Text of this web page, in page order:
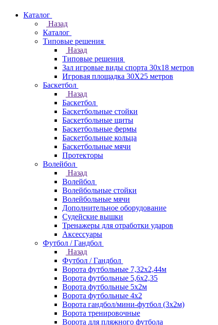
Каталог
Назад
Каталог
Типовые решения
Назад
Типовые решения
Зал игровые виды спорта 30x18 метров
Игровая площадка 30Х25 метров
Баскетбол
Назад
Баскетбол
Баскетбольные стойки
Баскетбольные щиты
Баскетбольные фермы
Баскетбольные кольца
Баскетбольные мячи
Протекторы
Волейбол
Назад
Волейбол
Волейбольные стойки
Волейбольные мячи
Дополнительное оборудование
Судейские вышки
Тренажеры для отработки ударов
Аксессуары
Футбол / Гандбол
Назад
Футбол / Гандбол
Ворота футбольные 7,32х2,44м
Ворота футбольные 5,6х2,35
Ворота футбольные 5х2м
Ворота футбольные 4х2
Ворота гандбол/мини-футбол (3х2м)
Ворота тренировочные
Ворота для пляжного футбола